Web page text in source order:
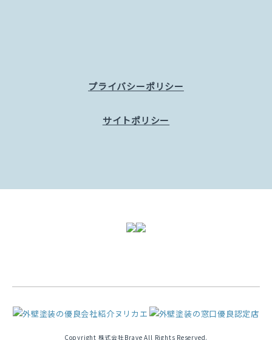
プライバシーポリシー
サイトポリシー
Copyright 株式会社Brave All Rights Reserved.